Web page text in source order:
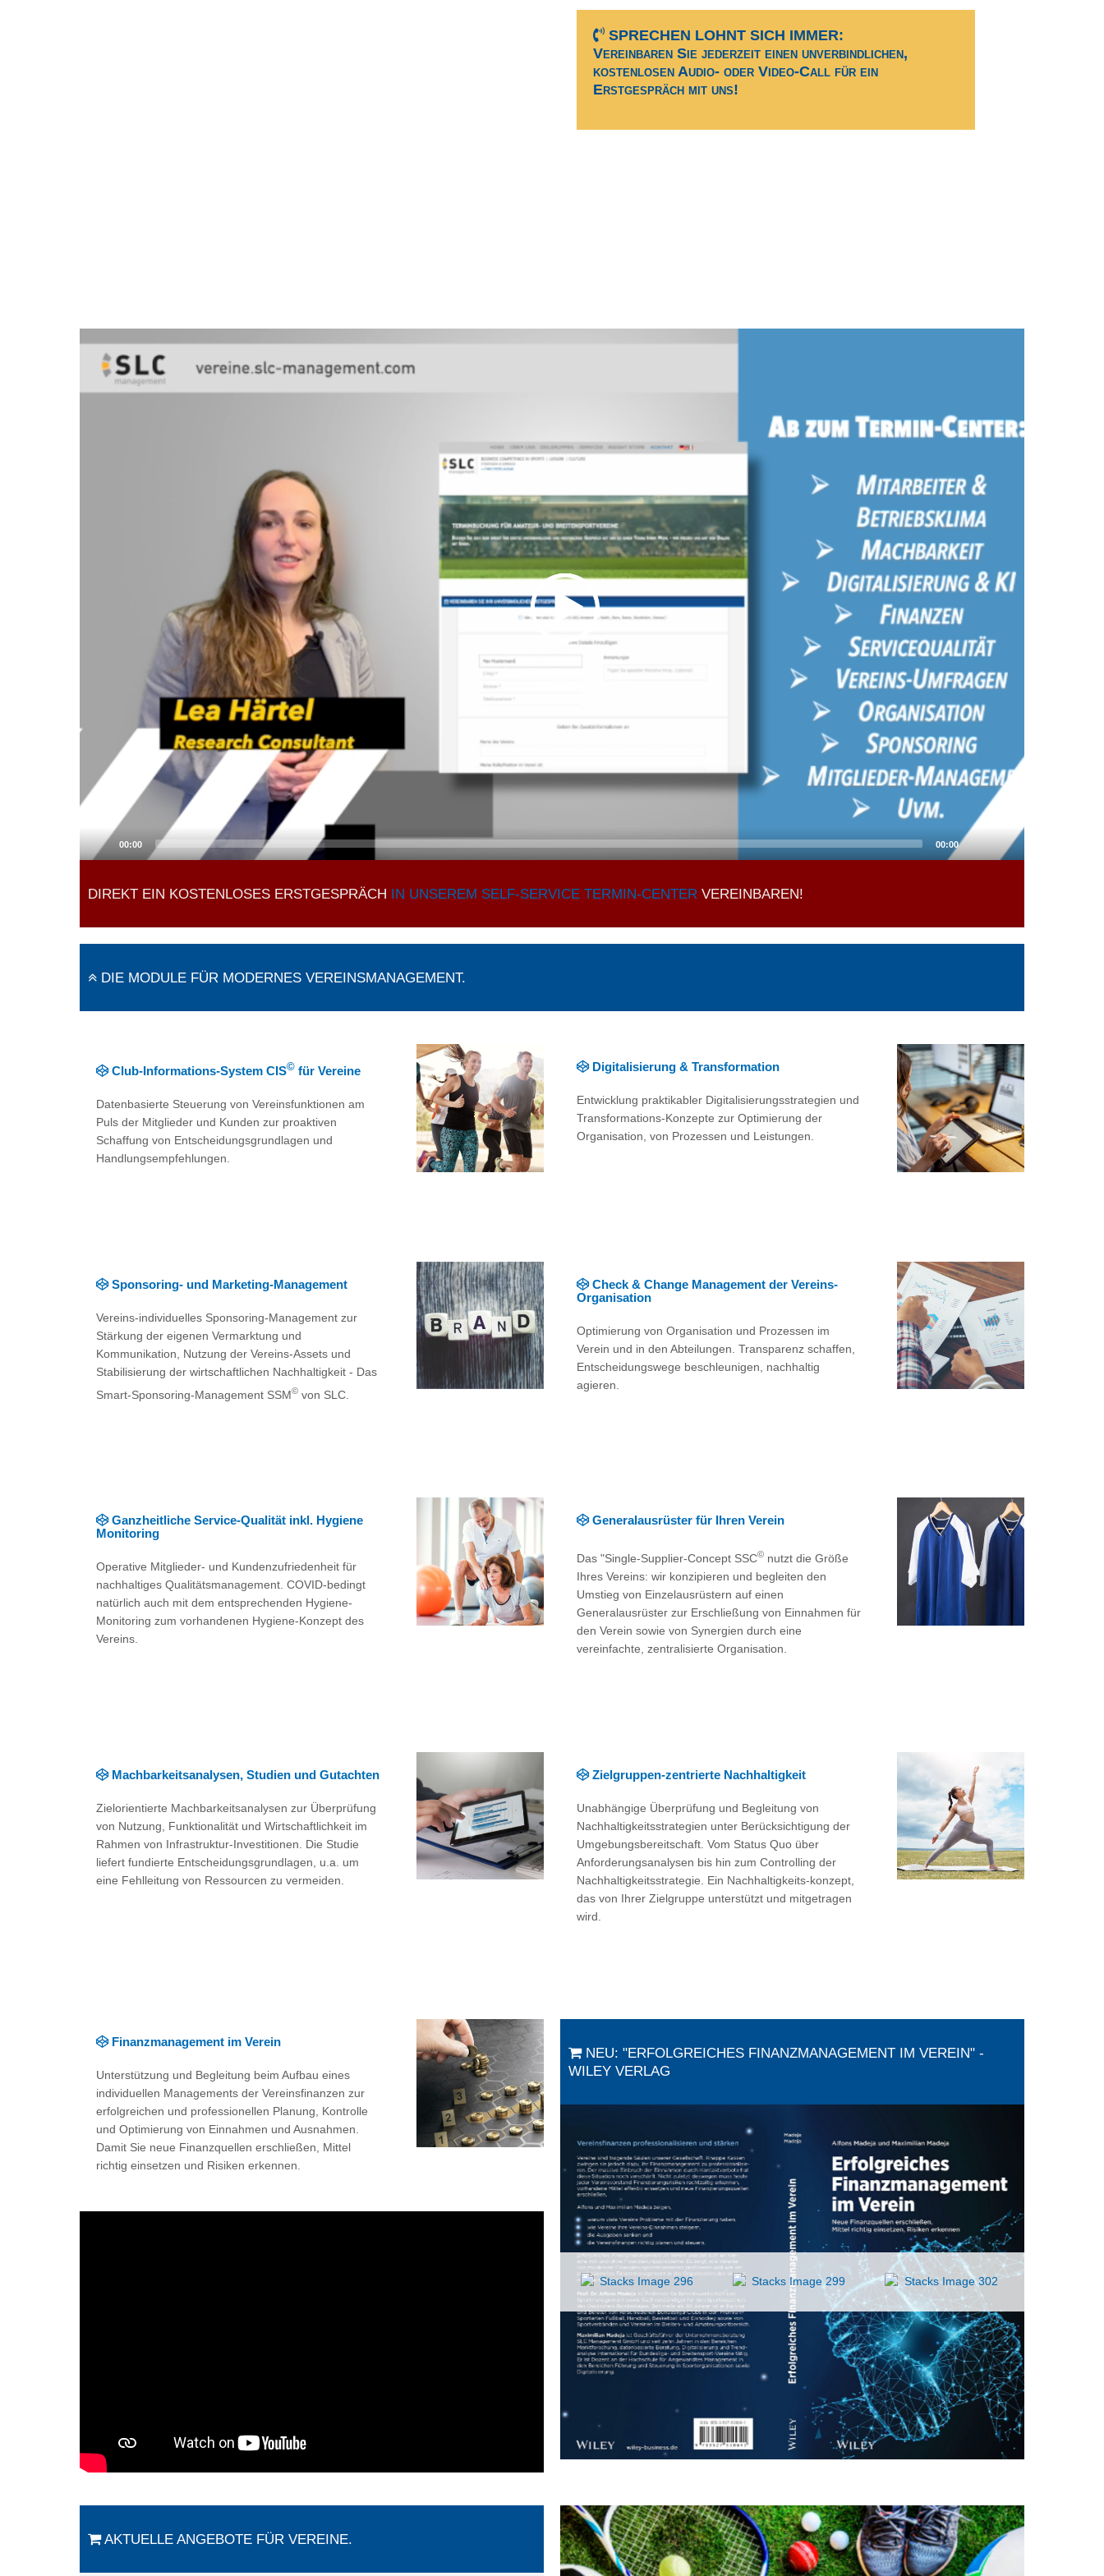
SPRECHEN LOHNT SICH IMMER:
Vereinbaren Sie jederzeit einen unverbindlichen,
kostenlosen Audio- oder Video-Call für ein
Erstgespräch mit uns!
00:00 00:00
DIREKT EIN KOSTENLOSES ERSTGESPRÄCH IN UNSEREM SELF-SERVICE TERMIN-CENTER VEREINBAREN!
DIE MODULE FÜR MODERNES VEREINSMANAGEMENT.
Club-Informations-System CIS© für Vereine
Datenbasierte Steuerung von Vereinsfunktionen am
Puls der Mitglieder und Kunden zur proaktiven
Schaffung von Entscheidungsgrundlagen und
Handlungsempfehlungen.
Digitalisierung & Transformation
Entwicklung praktikabler Digitalisierungsstrategien und
Transformations-Konzepte zur Optimierung der
Organisation, von Prozessen und Leistungen.
Sponsoring- und Marketing-Management
Vereins-individuelles Sponsoring-Management zur
Stärkung der eigenen Vermarktung und
Kommunikation, Nutzung der Vereins-Assets und
Stabilisierung der wirtschaftlichen Nachhaltigkeit - Das
Smart-Sponsoring-Management SSM© von SLC.
Check & Change Management der Vereins-
Organisation
Optimierung von Organisation und Prozessen im
Verein und in den Abteilungen. Transparenz schaffen,
Entscheidungswege beschleunigen, nachhaltig
agieren.
Ganzheitliche Service-Qualität inkl. Hygiene
Monitoring
Operative Mitglieder- und Kundenzufriedenheit für
nachhaltiges Qualitätsmanagement. COVID-bedingt
natürlich auch mit dem entsprechenden Hygiene-
Monitoring zum vorhandenen Hygiene-Konzept des
Vereins.
Generalausrüster für Ihren Verein
Das "Single-Supplier-Concept SSC© nutzt die Größe
Ihres Vereins: wir konzipieren und begleiten den
Umstieg von Einzelausrüstern auf einen
Generalausrüster zur Erschließung von Einnahmen für
den Verein sowie von Synergien durch eine
vereinfachte, zentralisierte Organisation.
Machbarkeitsanalysen, Studien und Gutachten
Zielorientierte Machbarkeitsanalysen zur Überprüfung
von Nutzung, Funktionalität und Wirtschaftlichkeit im
Rahmen von Infrastruktur-Investitionen. Die Studie
liefert fundierte Entscheidungsgrundlagen, u.a. um
eine Fehlleitung von Ressourcen zu vermeiden.
Zielgruppen-zentrierte Nachhaltigkeit
Unabhängige Überprüfung und Begleitung von
Nachhaltigkeitsstrategien unter Berücksichtigung der
Umgebungsbereitschaft. Vom Status Quo über
Anforderungsanalysen bis hin zum Controlling der
Nachhaltigkeitsstrategie. Ein Nachhaltigkeits-konzept,
das von Ihrer Zielgruppe unterstützt und mitgetragen
wird.
Finanzmanagement im Verein
Unterstützung und Begleitung beim Aufbau eines
individuellen Managements der Vereinsfinanzen zur
erfolgreichen und professionellen Planung, Kontrolle
und Optimierung von Einnahmen und Ausnahmen.
Damit Sie neue Finanzquellen erschließen, Mittel
richtig einsetzen und Risiken erkennen.
NEU: "ERFOLGREICHES FINANZMANAGEMENT IM VEREIN" -
WILEY VERLAG
AKTUELLE ANGEBOTE FÜR VEREINE.